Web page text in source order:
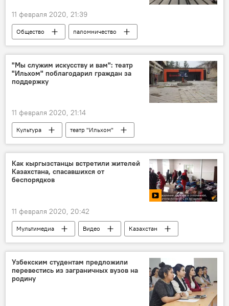
11 февраля 2020, 21:39
Общество
паломничество
Таджикистан
Самарканд
Бухара
Мекка
"Мы служим искусству и вам": театр
"Ильхом" поблагодарил граждан за
поддержку
11 февраля 2020, 21:14
Культура
театр "Ильхом"
заявление
Узбекистан Ташкент
Как кыргызстанцы встретили жителей
Казахстана, спасавшихся от
беспорядков
11 февраля 2020, 20:42
Мультимедиа Видео
Казахстан
Кыргызстан
массовая драка
беспорядки
беженцы
Узбекским студентам предложили
перевестись из заграничных вузов на
родину